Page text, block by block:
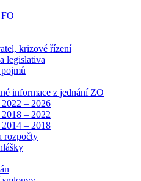
krizové řízení
legislativa
informace z jednání ZO
– 2026
– 2022
– 2018
rozpočty